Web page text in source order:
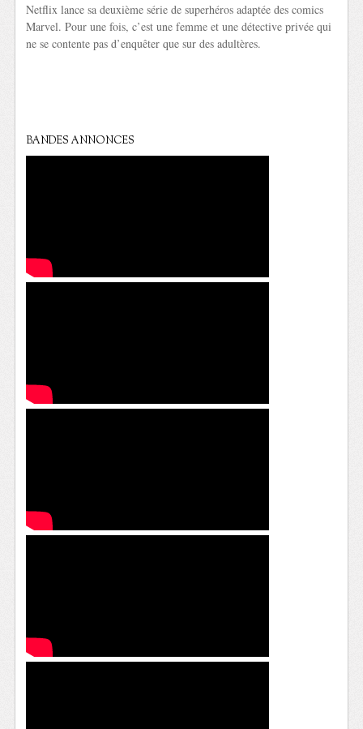
Netflix lance sa deuxième série de superhéros adaptée des comics
Marvel. Pour une fois, c’est une femme et une détective privée qui
ne se contente pas d’enquêter que sur des adultères.
BANDES ANNONCES